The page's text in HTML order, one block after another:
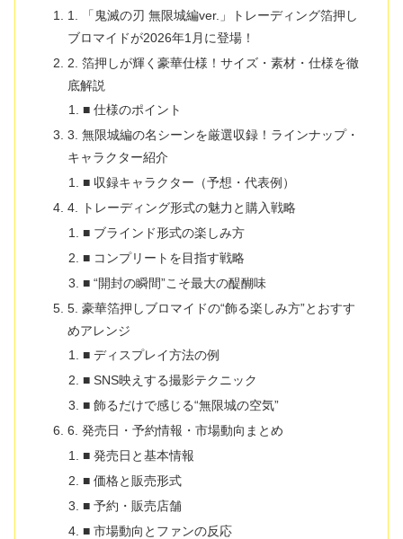
1. 「鬼滅の刃 無限城編ver.」トレーディング箔押し
ブロマイドが2026年1月に登場！
2. 箔押しが輝く豪華仕様！サイズ・素材・仕様を徹
底解説
■ 仕様のポイント
3. 無限城編の名シーンを厳選収録！ラインナップ・
キャラクター紹介
■ 収録キャラクター（予想・代表例）
4. トレーディング形式の魅力と購入戦略
■ ブラインド形式の楽しみ方
■ コンプリートを目指す戦略
■ “開封の瞬間”こそ最大の醍醐味
5. 豪華箔押しブロマイドの“飾る楽しみ方”とおすす
めアレンジ
■ ディスプレイ方法の例
■ SNS映えする撮影テクニック
■ 飾るだけで感じる“無限城の空気”
6. 発売日・予約情報・市場動向まとめ
■ 発売日と基本情報
■ 価格と販売形式
■ 予約・販売店舗
■ 市場動向とファンの反応